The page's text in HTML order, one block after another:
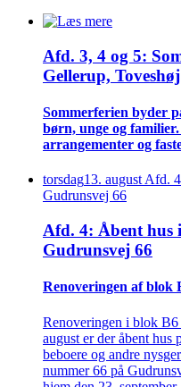
Afd. 3, 4 og 5:
Gellerup,
Sommer­ferien byder
børn, unge og
arrangementer og
torsdag13. august Afd.
Gudrunsvej 66
Afd. 4: Åbent hus
Gudrunsvej 66
Renove­ringen af blok
Renoveringen i blok B6
august er der åbent hus
beboere og andre
nummer 66 på